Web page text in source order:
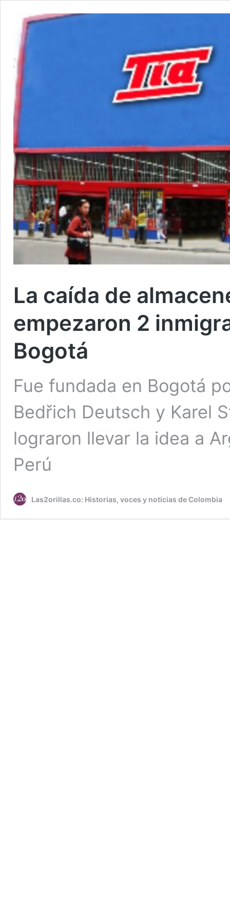
La caída de
empezaron 2
Bogotá
Fue fundada en Bogotá
Bedřich Deutsch y Karel
lograron llevar la idea a
Perú
Las2orillas.co: Historias, voces y noticias de Colombia